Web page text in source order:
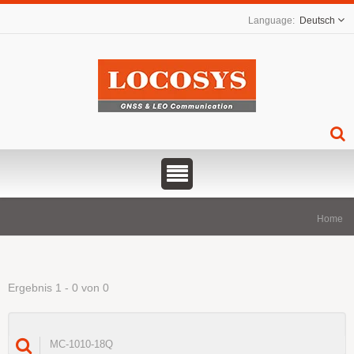
Deutsch
Home
Ergebnis 1 - 0 von 0